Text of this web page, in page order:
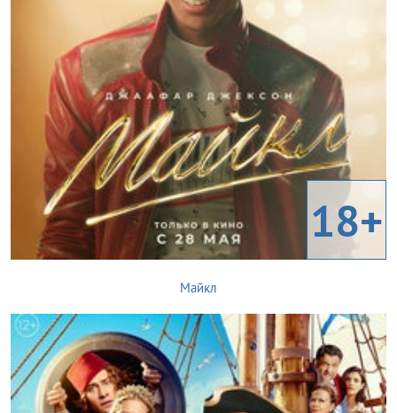
18+
Майкл